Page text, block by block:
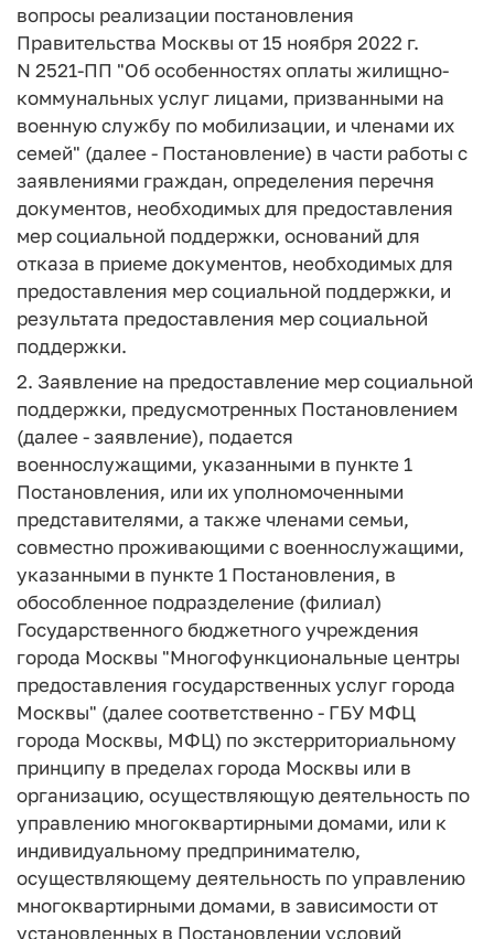
вопросы реализации постановления
Правительства Москвы от 15 ноября 2022 г.
N 2521-ПП "Об особенностях оплаты жилищно-
коммунальных услуг лицами, призванными на
военную службу по мобилизации, и членами их
семей" (далее - Постановление) в части работы с
заявлениями граждан, определения перечня
документов, необходимых для предоставления
мер социальной поддержки, оснований для
отказа в приеме документов, необходимых для
предоставления мер социальной поддержки, и
результата предоставления мер социальной
поддержки.
2. Заявление на предоставление мер социальной
поддержки, предусмотренных Постановлением
(далее - заявление), подается
военнослужащими, указанными в пункте 1
Постановления, или их уполномоченными
представителями, а также членами семьи,
совместно проживающими с военнослужащими,
указанными в пункте 1 Постановления, в
обособленное подразделение (филиал)
Государственного бюджетного учреждения
города Москвы "Многофункциональные центры
предоставления государственных услуг города
Москвы" (далее соответственно - ГБУ МФЦ
города Москвы, МФЦ) по экстерриториальному
принципу в пределах города Москвы или в
организацию, осуществляющую деятельность по
управлению многоквартирными домами, или к
индивидуальному предпринимателю,
осуществляющему деятельность по управлению
многоквартирными домами, в зависимости от
установленных в Постановлении условий